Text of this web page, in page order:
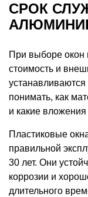
СРОК
При выборе окон
стоимость и
понимать, как
и какие
Пластиковые
правильной
30 лет. Они
коррозии и
длительного